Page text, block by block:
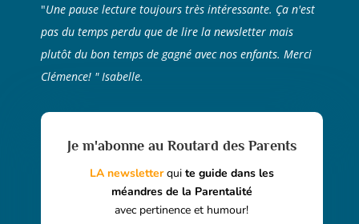
"Une pause lecture toujours très intéressante. Ça n'est
pas du temps perdu que de lire la newsletter mais
plutôt du bon temps de gagné avec nos enfants. Merci
Clémence! " Isabelle.
Je m'abonne au Routard des Parents
LA newsletterqui te guide dans les
méandres de la Parentalité
avec pertinence et humour!